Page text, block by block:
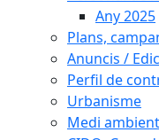
Any 2025
Plans,
Anuncis /
Perfil de
Urbanisme
Medi ambient